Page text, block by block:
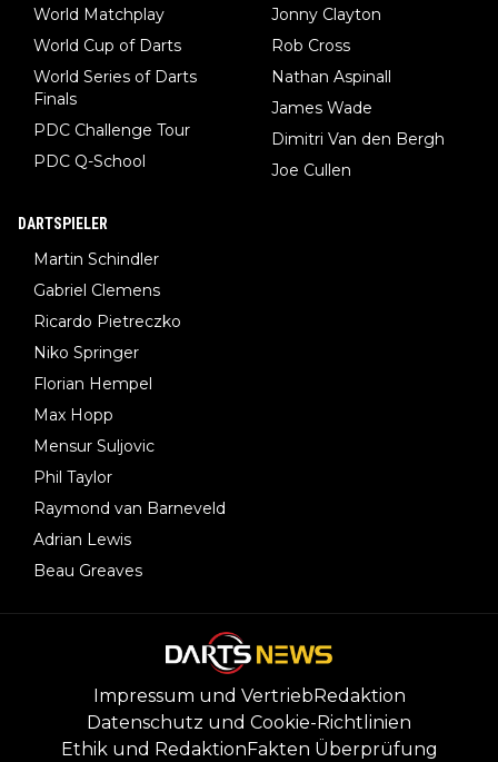
World Matchplay
World Cup of Darts
World Series of Darts
Finals
PDC Challenge Tour
PDC Q-School
Jonny Clayton
Rob Cross
Nathan Aspinall
James Wade
Dimitri Van den Bergh
Joe Cullen
DARTSPIELER
Martin Schindler
Gabriel Clemens
Ricardo Pietreczko
Niko Springer
Florian Hempel
Max Hopp
Mensur Suljovic
Phil Taylor
Raymond van Barneveld
Adrian Lewis
Beau Greaves
Impressum und VertriebRedaktion
Datenschutz und Cookie-Richtlinien
Ethik und RedaktionFakten Überprüfung